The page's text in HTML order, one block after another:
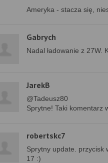
Ameryka - stacza się,
Gabrych
Nadal ładowanie z 27W.
JarekB
@Tadeusz80
Sprytne! Taki komentarz
robertskc7
Sprytny update. przycisk
17 :)